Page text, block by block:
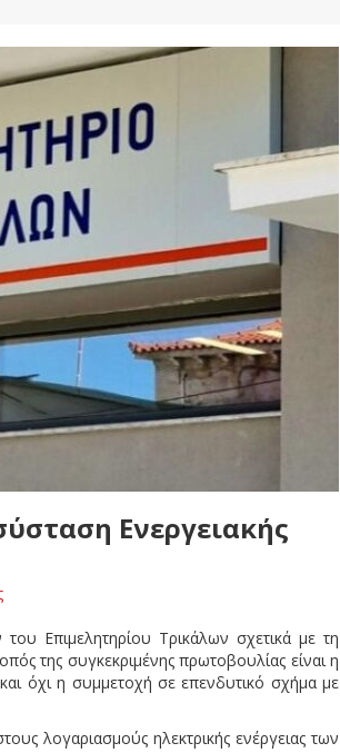
Ενεργειακής
Επιμελητηρίου Τρικάλων σχετικά με τη
της συγκεκριμένης πρωτοβουλίας είναι η
όχι η συμμετοχή σε επενδυτικό σχήμα με
λογαριασμούς ηλεκτρικής ενέργειας των